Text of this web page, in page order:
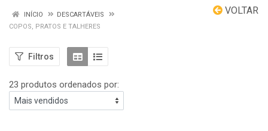
VOLTAR
INÍCIO
DESCARTÁVEIS
COPOS, PRATOS E TALHERES
Filtros
23 produtos ordenados por: